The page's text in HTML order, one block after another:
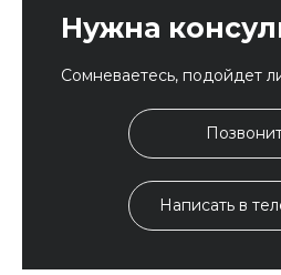
Нужна
Сомневаетесь, подойдет
Написать в